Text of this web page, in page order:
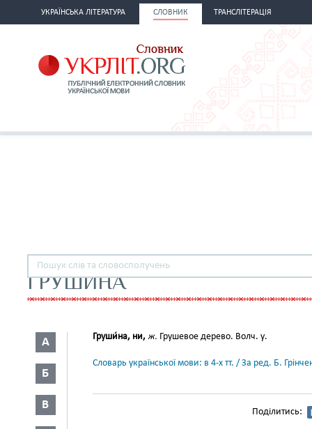
УКРАЇНСЬКА ЛІТЕРАТУРА СЛОВНИК ТРАНСЛІТЕРАЦІЯ
ГРУШИНА
А
Б
В
Груши́на, ни, ж. Грушевое дерево. Волч. у.
Словарь української мови: в 4-х тт. / За ред. Б.
Поділитись: